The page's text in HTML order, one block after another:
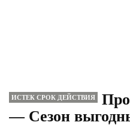
ИСТЕК СРОК ДЕЙСТВИЯ
— Сезон